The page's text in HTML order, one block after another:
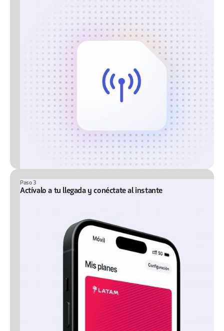
Paso 3
Actívalo a tu llegada y conéctate al instante